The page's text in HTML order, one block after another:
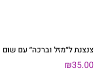
צנצנת ל״מזל וברכה״ עם שום
₪35.00